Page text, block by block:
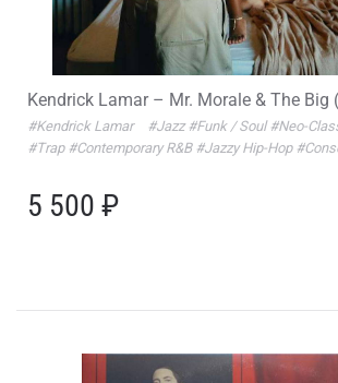
Kendrick Lamar – Mr. Morale & The Big
#Kendrick Lamar #Jazz #Funk / Soul #Neo-
#Trap #Contemporary R&B #Jazzy Hip-Hop
5 500 ₽